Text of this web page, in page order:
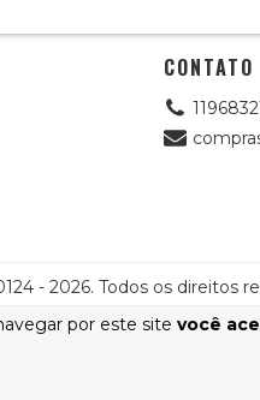
por este site você
CONTATO
- 2026. Todos os direitos